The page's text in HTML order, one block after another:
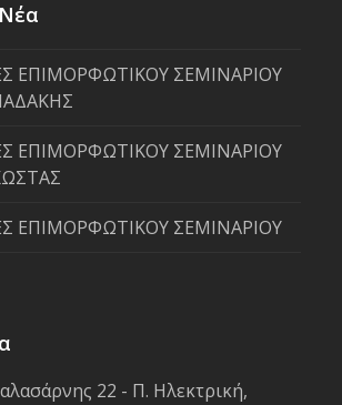
ΕΠΙΜΟΡΦΩΤΙΚΟΥ ΣΕΜΙΝΑΡΙΟΥ
ΕΠΙΜΟΡΦΩΤΙΚΟΥ ΣΕΜΙΝΑΡΙΟΥ
ΕΠΙΜΟΡΦΩΤΙΚΟΥ ΣΕΜΙΝΑΡΙΟΥ
22 - Π. Ηλεκτρική,